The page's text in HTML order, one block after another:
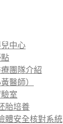
中心
團隊介紹
醫師）
室
胎培養
體安全核對系統